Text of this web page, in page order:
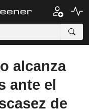
alcanza
ante el
de